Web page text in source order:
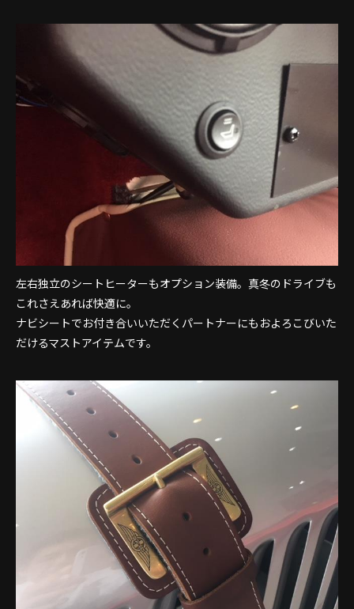
左右独立のシートヒーターもオプション装備。真冬のドライブも
これさえあれば快適に。
ナビシートでお付き合いいただくパートナーにもおよろこびいた
だけるマストアイテムです。